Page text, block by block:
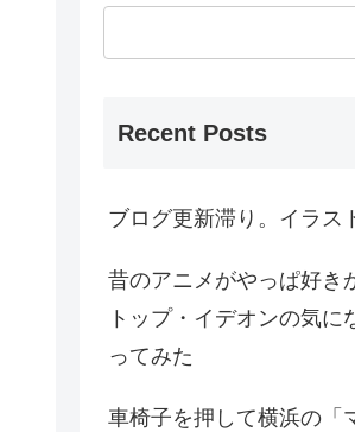
Recent Posts
ブログ更新滞り。イラス
昔のアニメがやっぱ好き
トップ・イデオンの気に
ってみた
車椅子を押して横浜の「